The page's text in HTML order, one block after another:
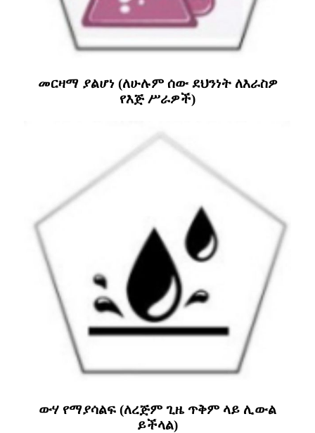
መርዛማ ያልሆነ (ለሁሉም ሰው ደህንነት ለእራስዎ
የእጅ ሥራዎች)
ውሃ የማያሳልፍ (ለረጅም ጊዜ ጥቅም ላይ ሊውል
ይችላል)